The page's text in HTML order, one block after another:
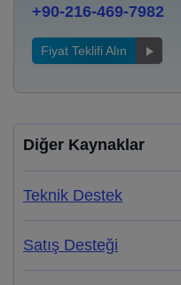
+90-216-469-7982
Fiyat Teklifi Alın
Diğer Kaynaklar
Teknik Destek
Satış Desteği